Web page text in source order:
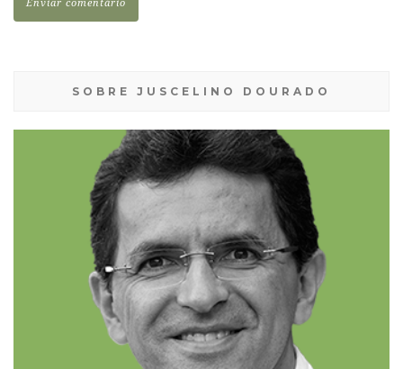
SOBRE JUSCELINO DOURADO